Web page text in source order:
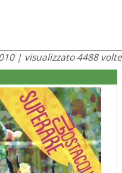
| visualizzato 4488 volte